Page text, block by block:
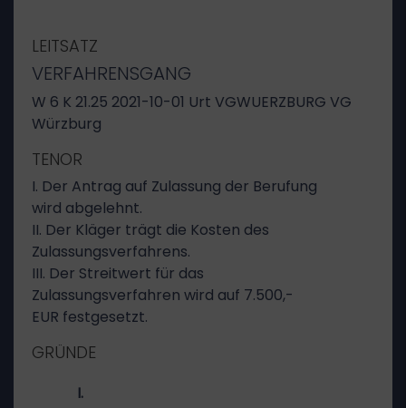
LEITSATZ
VERFAHRENSGANG
W 6 K 21.25 2021-10-01 Urt VGWUERZBURG VG
Würzburg
TENOR
I. Der Antrag auf Zulassung der Berufung
wird abgelehnt.
II. Der Kläger trägt die Kosten des
Zulassungsverfahrens.
III. Der Streitwert für das
Zulassungsverfahren wird auf 7.500,-
EUR festgesetzt.
GRÜNDE
I.